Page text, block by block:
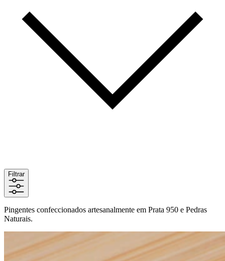
Filtrar
Pingentes confeccionados artesanalmente em Prata 950 e Pedras
Naturais.